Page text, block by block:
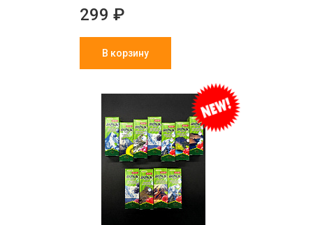
299 ₽
В корзину